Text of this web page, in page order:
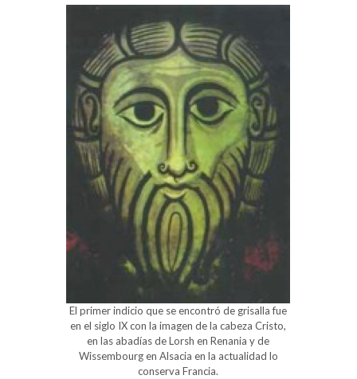
El primer indicio que se encontró de grisalla fue
en el siglo IX con la imagen de la cabeza Cristo,
en las abadías de Lorsh en Renania y de
Wissembourg en Alsacia en la actualidad lo
conserva Francia.